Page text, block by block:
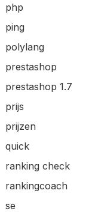
php
ping
polylang
prestashop
prestashop 1.7
prijs
prijzen
quick
ranking check
rankingcoach
se